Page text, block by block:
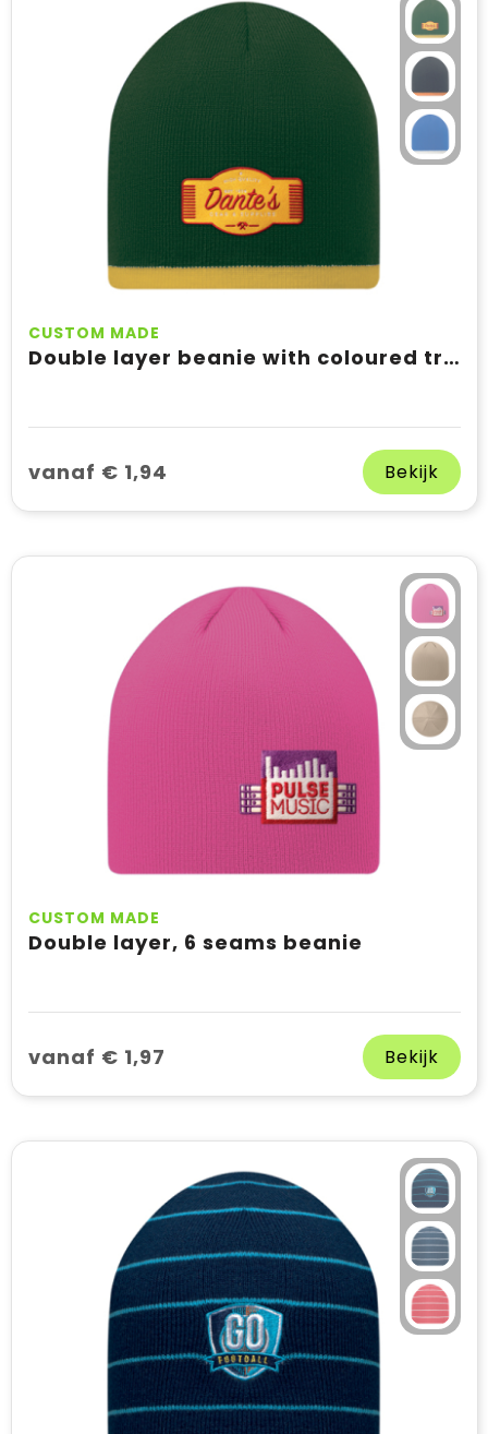
CUSTOM MADE
Double layer beanie with coloured trimming
vanaf € 1,94 Bekijk
CUSTOM MADE
Double layer, 6 seams beanie
vanaf € 1,97 Bekijk